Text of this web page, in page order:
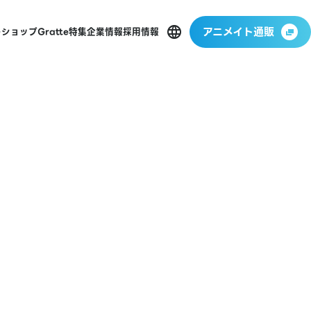
ョップGratte特集企業情報採用情報 アニメイト通販